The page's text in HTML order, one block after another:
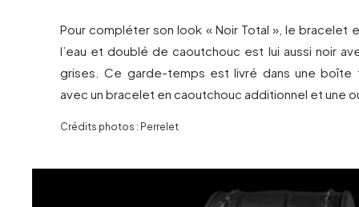
Pour compléter son look « Noir Total », le bracelet
l’eau et doublé de caoutchouc est lui aussi noir
grises. Ce garde-temps est livré dans une boîte
avec un bracelet en caoutchouc additionnel et une
Crédits photos : Perrelet